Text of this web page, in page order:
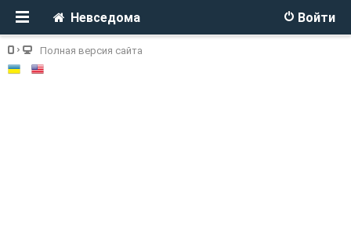
Войти
Невседома
Полная версия сайта